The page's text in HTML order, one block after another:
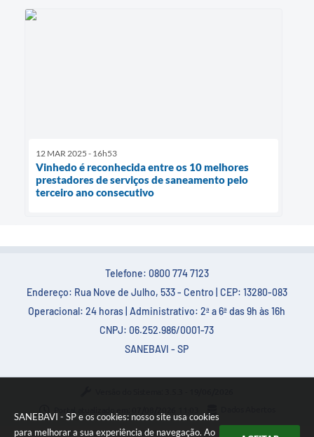
SANEBAVI - SP e os cookies: nosso site usa cookies
para melhorar a sua experiência de navegação. Ao
12 MAR 2025 - 16h53
Vinhedo é reconhecida entre os 10 melhores
prestadores de serviços de saneamento pelo
terceiro ano consecutivo
Telefone: 0800 774 7123
Endereço: Rua Nove de Julho, 533 - Centro | CEP: 13280-083
Operacional: 24 horas | Administrativo: 2ª a 6ª das 9h às 16h
CNPJ: 06.252.986/0001-73
SANEBAVI - SP